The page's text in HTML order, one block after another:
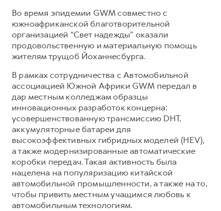
Во время эпидемии GWM совместно с
южноафриканской благотворительной
организацией “Свет надежды” оказали
продовольственную и материальную помощь
жителям трущоб Йоханнесбурга.
В рамках сотрудничества с Автомобильной
ассоциацией Южной Африки GWM передал в
дар местным колледжам образцы
инновационных разработок концерна:
усовершенствованную трансмиссию DHT,
аккумуляторные батареи для
высокоэффективных гибридных моделей (HEV),
а также модернизированные автоматические
коробки передач. Такая активность была
нацелена на популяризацию китайской
автомобильной промышленности, а также на то,
чтобы привить местным учащимся любовь к
автомобильным технологиям.